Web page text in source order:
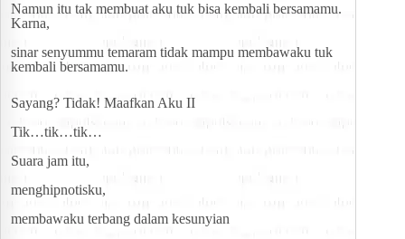
Namun itu tak membuat aku tuk bisa kembali bersamamu.
Karna,
sinar senyummu temaram tidak mampu membawaku tuk
kembali bersamamu.
Sayang? Tidak! Maafkan Aku II
Tik…tik…tik…
Suara jam itu,
menghipnotisku,
membawaku terbang dalam kesunyian